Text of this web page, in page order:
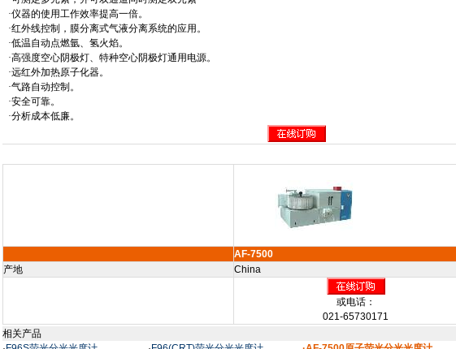
·仪器的使用工作效率提高一倍。
·红外线控制，膜分离式气液分离系统的应用。
·低温自动点燃氩、氢火焰。
·高强度空心阴极灯、特种空心阴极灯通用电源。
·远红外加热原子化器。
·气路自动控制。
·安全可靠。
·分析成本低廉。
AF-7500
产地
China
或电话：
021-65730171
相关产品